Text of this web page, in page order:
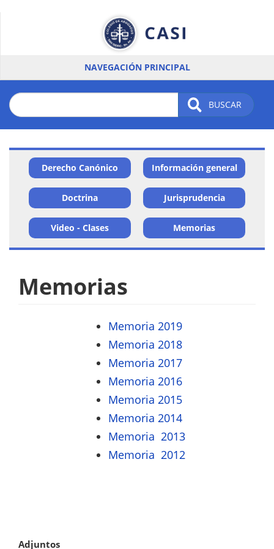
NAVEGACIÓN PRINCIPAL
BUSCAR
Menu
card
Área
/
Institutos
Derecho Canónico Información general
Doctrina Jurisprudencia
Video - Clases Memorias
Memorias
Memoria 2019
Memoria 2018
Memoria 2017
Memoria 2016
Memoria 2015
Memoria 2014
Memoria 2013
Memoria 2012
Adjuntos